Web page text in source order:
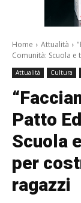
Home Attualità
Comunità: Scuola e
Attualità Cultura
Patto
Scuola
per
ragazzi